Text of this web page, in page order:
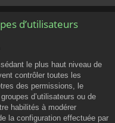
d’utilisateurs
le plus haut niveau de
contrôler toutes les
des permissions, le
d’utilisateurs ou de
habilités à modérer
la configuration effectuée par